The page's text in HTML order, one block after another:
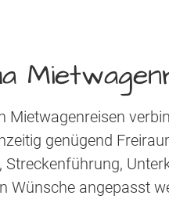
Mietwagenreisen
genügend
Streckenführung,
Wünsche angepasst